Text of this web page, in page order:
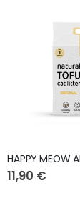
11,90 €